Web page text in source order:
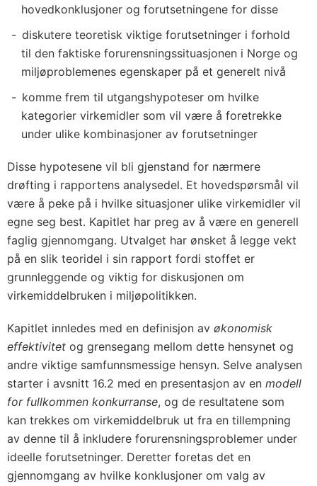
hovedkonklusjoner og forutsetningene for disse
diskutere teoretisk viktige forutsetninger i forhold
til den faktiske forurensningssituasjonen i Norge og
miljøproblemenes egenskaper på et generelt nivå
komme frem til utgangshypoteser om hvilke
kategorier virkemidler som vil være å foretrekke
under ulike kombinasjoner av forutsetninger
Disse hypotesene vil bli gjenstand for nærmere
drøfting i rapportens analysedel. Et hovedspørsmål vil
være å peke på i hvilke situasjoner ulike virkemidler vil
egne seg best. Kapitlet har preg av å være en generell
faglig gjennomgang. Utvalget har ønsket å legge vekt
på en slik teoridel i sin rapport fordi stoffet er
grunnleggende og viktig for diskusjonen om
virkemiddelbruken i miljøpolitikken.
Kapitlet innledes med en definisjon av økonomisk
effektivitet og grensegang mellom dette hensynet og
andre viktige samfunnsmessige hensyn. Selve analysen
starter i avsnitt 16.2 med en presentasjon av en modell
for fullkommen konkurranse, og de resultatene som
kan trekkes om virkemiddelbruk ut fra en tillempning
av denne til å inkludere forurensningsproblemer under
ideelle forutsetninger. Deretter foretas det en
gjennomgang av hvilke konklusjoner om valg av